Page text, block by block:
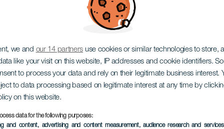
we and our 14 partners use cookies or similar technologies to store,
like your visit on this website, IP addresses and cookie identifiers.
to process your data and rely on their legitimate business interest.
to data processing based on legitimate interest at any time by
on this website.
data for the following purposes:
and content, advertising and content measurement, audience research and